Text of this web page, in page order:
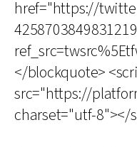
href="https://
</blockquote>
src="https://
charset="utf-8"></